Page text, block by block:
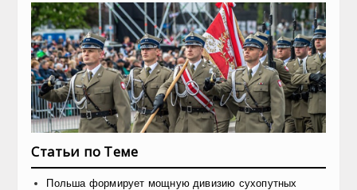
Статьи по Теме
Польша формирует мощную дивизию сухопутных